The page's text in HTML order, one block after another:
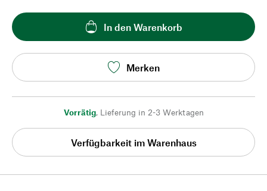
In den Warenkorb
Merken
Vorrätig, Lieferung in 2-3 Werktagen
Verfügbarkeit im Warenhaus